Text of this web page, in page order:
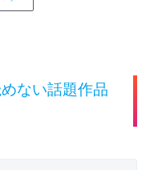
ない話題作品